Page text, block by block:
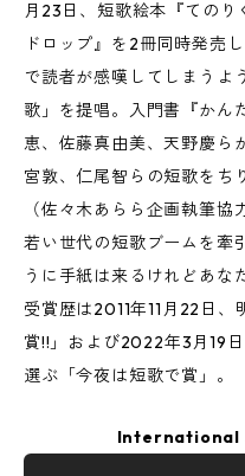
月23日、短歌絵本『ての
ドロップ』を2冊同時発売
で読者が感嘆してしまうよ
歌」を提唱。入門書『かん
恵、佐藤真由美、天野慶ら
宮敦、仁尾智らの短歌をち
（佐々木あらら企画執筆協
若い世代の短歌ブームを牽
うに手紙は来るけれどあな
受賞歴は2011年11月22日
賞!!」および2022年3月19
選ぶ「今夜は短歌で賞」。
International